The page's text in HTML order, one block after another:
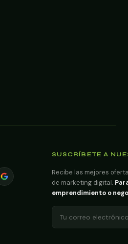
SUSCRÍBETE A
Recibe las mejores
de marketing digital.
emprendimiento o